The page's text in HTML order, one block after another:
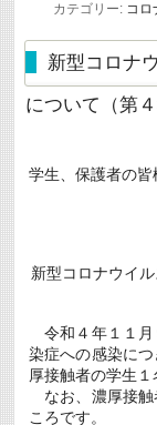
カテゴリー: コロ
新型コロナ
について（第４
学生、保護者の皆
新型コロナウイ
令和４年１１月
染症への感染に
厚接触者の学生１
なお、濃厚接触
ころです。